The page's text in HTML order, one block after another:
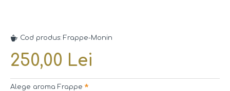
Cod produs: Frappe-Monin
250,00 Lei
Alege aroma Frappe